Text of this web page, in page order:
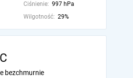
Ciśnienie: 997 hPa
Wilgotność: 29%
bezchmurnie